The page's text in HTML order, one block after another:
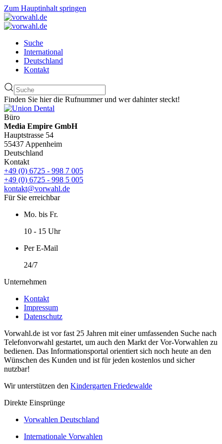
Zum Hauptinhalt springen
Suche
International
Deutschland
Kontakt
Finden Sie hier die Rufnummer und wer dahinter steckt!
Büro
Media Empire GmbH
Hauptstrasse 54
55437 Appenheim
Deutschland
Kontakt
+49 (0) 6725 - 998 7 005
+49 (0) 6725 - 998 5 005
kontakt@vorwahl.de
Für Sie erreichbar
Mo. bis Fr.
10 - 15 Uhr
Per E-Mail
24/7
Unternehmen
Kontakt
Impressum
Datenschutz
Vorwahl.de ist vor fast 25 Jahren mit einer umfassenden Suche nach
Telefonvorwahl gestartet, um auch den Markt der Vor-Vorwahlen zu
bedienen. Das Informationsportal orientiert sich noch heute an den
Wünschen des Kunden und ist für jeden kostenlos und sicher
nutzbar!
Wir unterstützen den Kindergarten Friedewalde
Direkte Einsprünge
Vorwahlen Deutschland
Internationale Vorwahlen